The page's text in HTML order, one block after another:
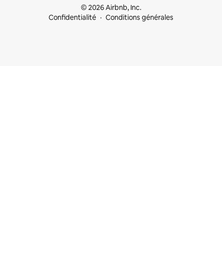
© 2026 Airbnb, Inc.
Confidentialité
Conditions générales